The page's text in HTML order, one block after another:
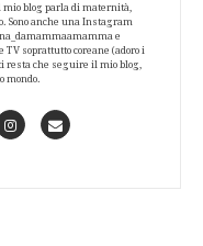
blog parla di maternità,
Sono anche una Instagram
e
soprattutto coreane (adoro i
resta che seguire il mio blog,
mondo.
InstagramContact